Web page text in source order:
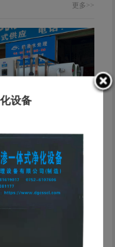
设备
更多>>
市纯渗水处理设备有限